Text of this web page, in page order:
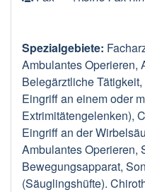
Spezialgebiete:
Ambulantes Operieren,
Belegärztliche
Eingriff an einem oder
Extrimitätengelenken),
Eingriff an der
Ambulantes Operieren,
Bewegungsapparat,
(Säuglingshüfte).